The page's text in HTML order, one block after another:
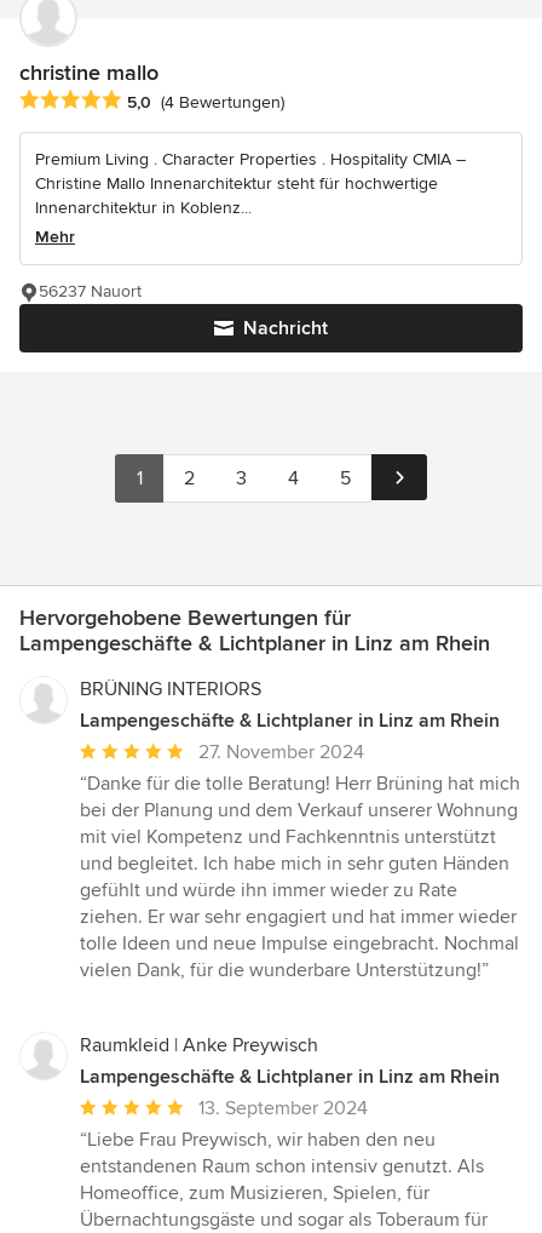
christine mallo
Durchschnittliche Bewertung: 5 von 5 Sternen
5,0 (4 Bewertungen)
Premium Living . Character Properties . Hospitality CMIA –
Christine Mallo Innenarchitektur steht für hochwertige
Innenarchitektur in Koblenz...
Mehr
Nachricht
56237 Nauort
1 2 3 4 5
Hervorgehobene Bewertungen für
Lampengeschäfte & Lichtplaner in Linz am Rhein
BRÜNING INTERIORS
Lampengeschäfte & Lichtplaner in Linz am Rhein
Durchschnittliche
Bewertung:
5
von
5
Sternen
27. November 2024
“Danke für die tolle Beratung! Herr Brüning hat mich
bei der Planung und dem Verkauf unserer Wohnung
mit viel Kompetenz und Fachkenntnis unterstützt
und begleitet. Ich habe mich in sehr guten Händen
gefühlt und würde ihn immer wieder zu Rate
ziehen. Er war sehr engagiert und hat immer wieder
tolle Ideen und neue Impulse eingebracht. Nochmal
vielen Dank, für die wunderbare Unterstützung!”
Raumkleid | Anke Preywisch
Lampengeschäfte & Lichtplaner in Linz am Rhein
Durchschnittliche
Bewertung:
5
von
5
13. September 2024
“Liebe Frau Preywisch, wir haben den neu
entstandenen Raum schon intensiv genutzt. Als
Homeoffice, zum Musizieren, Spielen, für
Übernachtungsgäste und sogar als Toberaum für